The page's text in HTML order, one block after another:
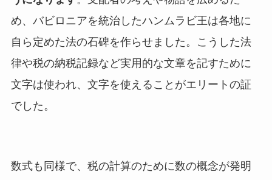
め、バビロニアを統治したハンムラビ王は各地に
自ら定めた法の石碑を作らせました。こうした法
律や税の納税記録など実用的な文章を記すために
文字は使われ、文字を使えることがエリートの証
でした。
数式も同様で、税の計算のために数の概念が発明